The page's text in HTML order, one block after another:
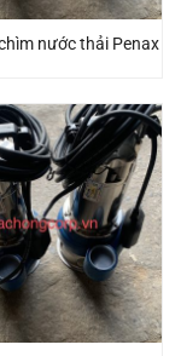
nước thải Penax